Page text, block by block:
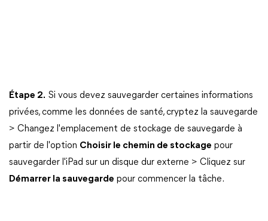
Étape 2. Si vous devez sauvegarder certaines informations
privées, comme les données de santé, cryptez la sauvegarde
> Changez l'emplacement de stockage de sauvegarde à
partir de l'option Choisir le chemin de stockage pour
sauvegarder l'iPad sur un disque dur externe > Cliquez sur
Démarrer la sauvegarde pour commencer la tâche.